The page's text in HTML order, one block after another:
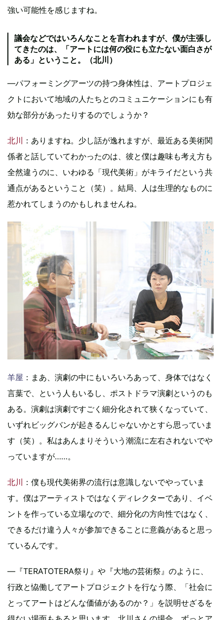
強い可能性を感じますね。
議会などではいろんなことを言われますが、僕が主張し
てきたのは、「アートには何の役にも立たない面白さが
ある」ということ。（北川）
―パフォーミングアーツの持つ身体性は、アートプロジェ
クトにおいて地域の人たちとのコミュニケーションにも有
効な部分があったりするのでしょうか？
北川
：ありますね。少し話が逸れますが、最近ある美術関
係者と話していてわかったのは、彼と僕は趣味も考え方も
全然違うのに、いわゆる「現代美術」がキライだという共
通点があるということ（笑）。結局、人は生理的なものに
惹かれてしまうのかもしれませんね。
羊屋 ：まあ、演劇の中にもいろいろあって、身体ではなく
言葉で、という人もいるし、ポストドラマ演劇というのも
ある。演劇は演劇ですごく細分化されて狭くなっていて、
いずれビッグバンが起きるんじゃないかとすら思っていま
す（笑）。私はあんまりそういう潮流に左右されないでや
っていますが……。
北川
：僕も現代美術界の流行は意識しないでやっていま
す。僕はアーティストではなくディレクターであり、イベ
ントを作っている立場なので、細分化の方向性ではなく、
できるだけ違う人々が参加できることに意義があると思っ
ているんです。
―『TERATOTERA祭り』や『大地の芸術祭』のように、
行政と恊働してアートプロジェクトを行なう際、「社会に
とってアートはどんな価値があるのか？」を説明せざるを